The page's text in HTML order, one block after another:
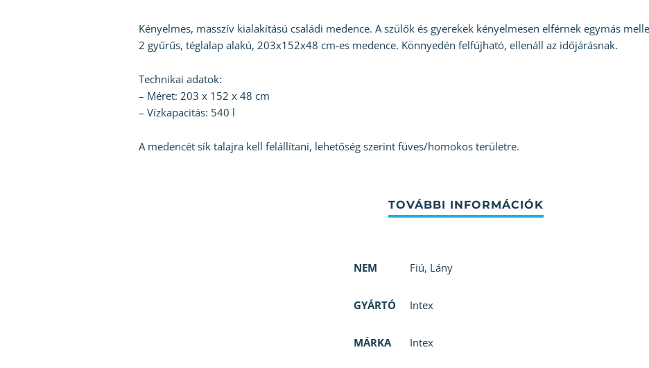
Kényelmes, masszív kialakítású családi medence. A szülők és gyerekek kényelmesen elférnek egymás
2 gyűrűs, téglalap alakú, 203x152x48 cm-es medence. Könnyedén felfújható, ellenáll az időjárásnak.
Technikai adatok:
– Méret: 203 x 152 x 48 cm
– Vízkapacitás: 540 l
A medencét sík talajra kell felállítani, lehetőség szerint füves/homokos területre.
NEM Fiú, Lány
GYÁRTÓ Intex
MÁRKA Intex